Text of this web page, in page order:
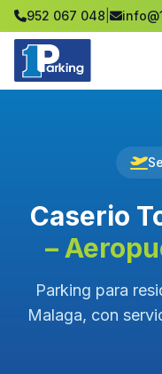
952 067 048
Caserio
–
Parking para
Malaga, con